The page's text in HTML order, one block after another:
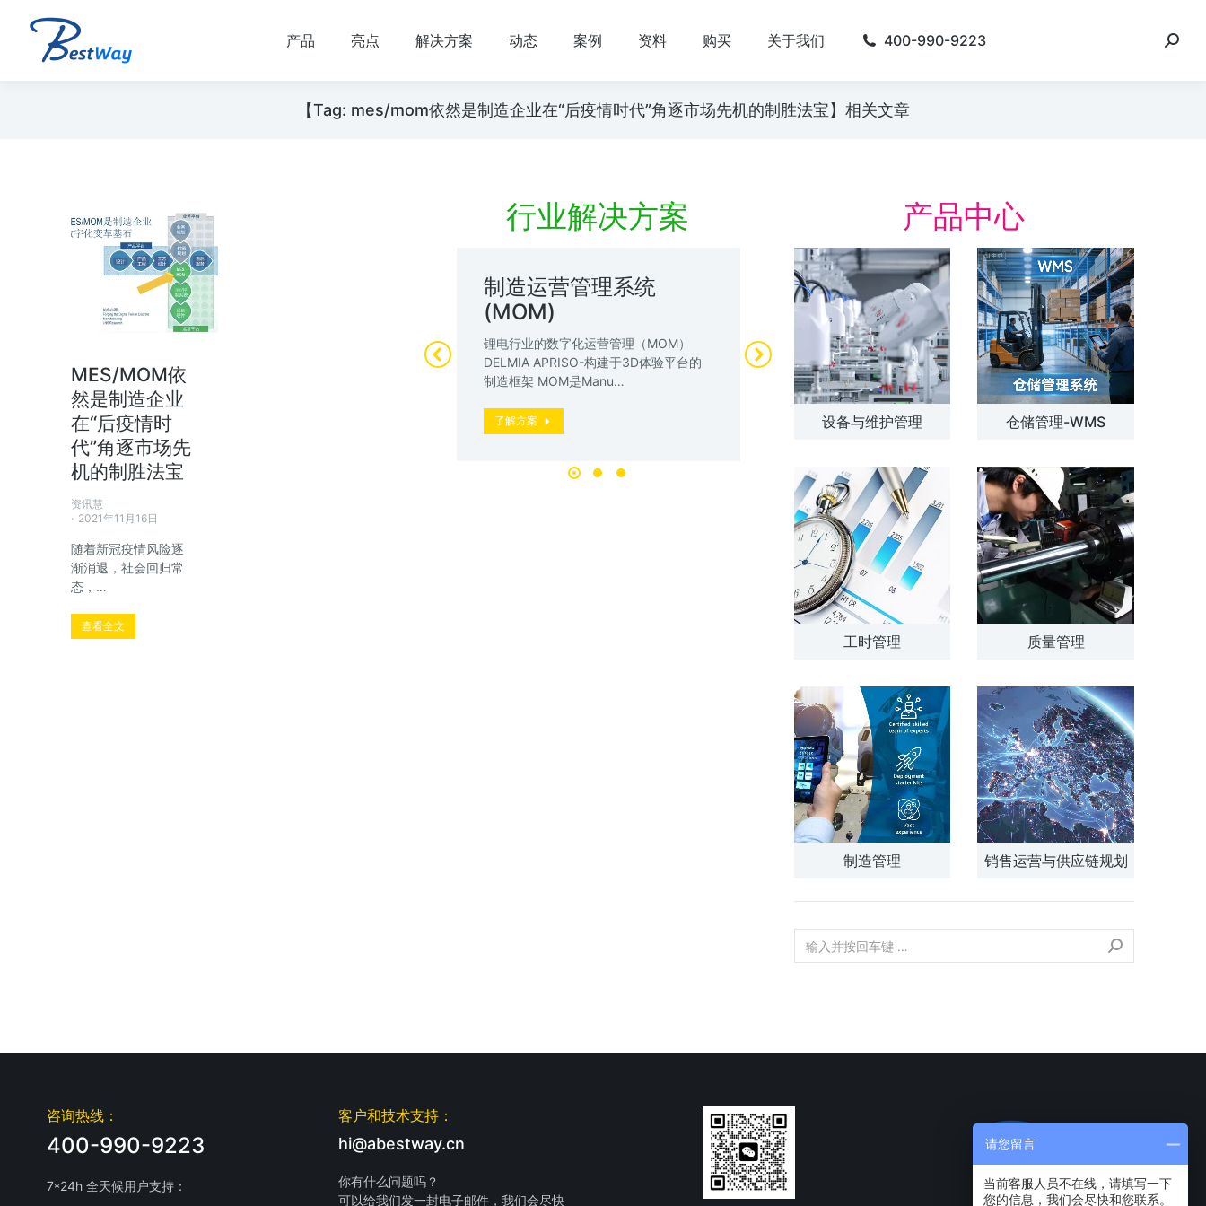
产品 亮点 解决方案 动态 案例 资料 购买 关于我们 400-990-9223
【Tag: mes/mom依然是制造企业在“后疫情时代”角逐市场先机的制胜法宝】相关文章
MES/MOM依
然是制造企业
在“后疫情时
代”角逐市场先
机的制胜法宝
资讯慧
2021年11月16日
随着新冠疫情风险逐
渐消退，社会回归常
态，…
查看全文
行业解决方案
本、交期、合规…
数字化精益管理解决方
案
动。 简化会议准备。 人员主动参与…
制造运营管理系统
(MOM)
锂电行业的数字化运营管理（MOM）
DELMIA APRISO-构建于3D体验平台的
制造框架 MOM是Manu…
了解方案
锂电行业的数字化运营
管理（MOM）
锂电行业的数字化运营管理（MOM） 行
业挑战 如何提供高性能、高可靠性、高安
全性的鲤电池，满足成本、交期、合规…
了解方案
数字化精益
案
数字化精益管理 建设
厂” 的数字化制造体系
动。 简化会议准备。
了解方案
产品中心
设备与维护管理 仓储管理-WMS
工时管理 质量管理
制造管理 销售运营与供应链规划
咨询热线：
400-990-9223
7*24h 全天候用户支持：
客户和技术支持：
hi@abestway.cn
你有什么问题吗？
可以给我们发一封电子邮件，我们会尽快
请您留言
当前客服人员不在线，请填写一下
您的信息，我们会尽快和您联系。